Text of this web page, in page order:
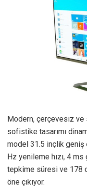
Modern, çerçevesiz ve
sofistike tasarımı
model 31.5 inçlik geniş
Hz yenileme hızı, 4 ms
tepkime süresi ve 178
öne çıkıyor.